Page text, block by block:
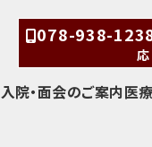
078-938-
応
入院・面会のご案内医